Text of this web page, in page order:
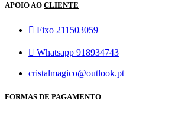
APOIO AO CLIENTE
Fixo 211503059
Whatsapp 918934743
cristalmagico@outlook.pt
FORMAS DE PAGAMENTO